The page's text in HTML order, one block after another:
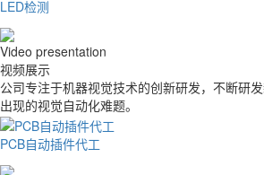
LED检测
Video presentation
视频展示
公司专注于机器视觉技术的创新研发，不断研
出现的视觉自动化难题。
PCB自动插件代工